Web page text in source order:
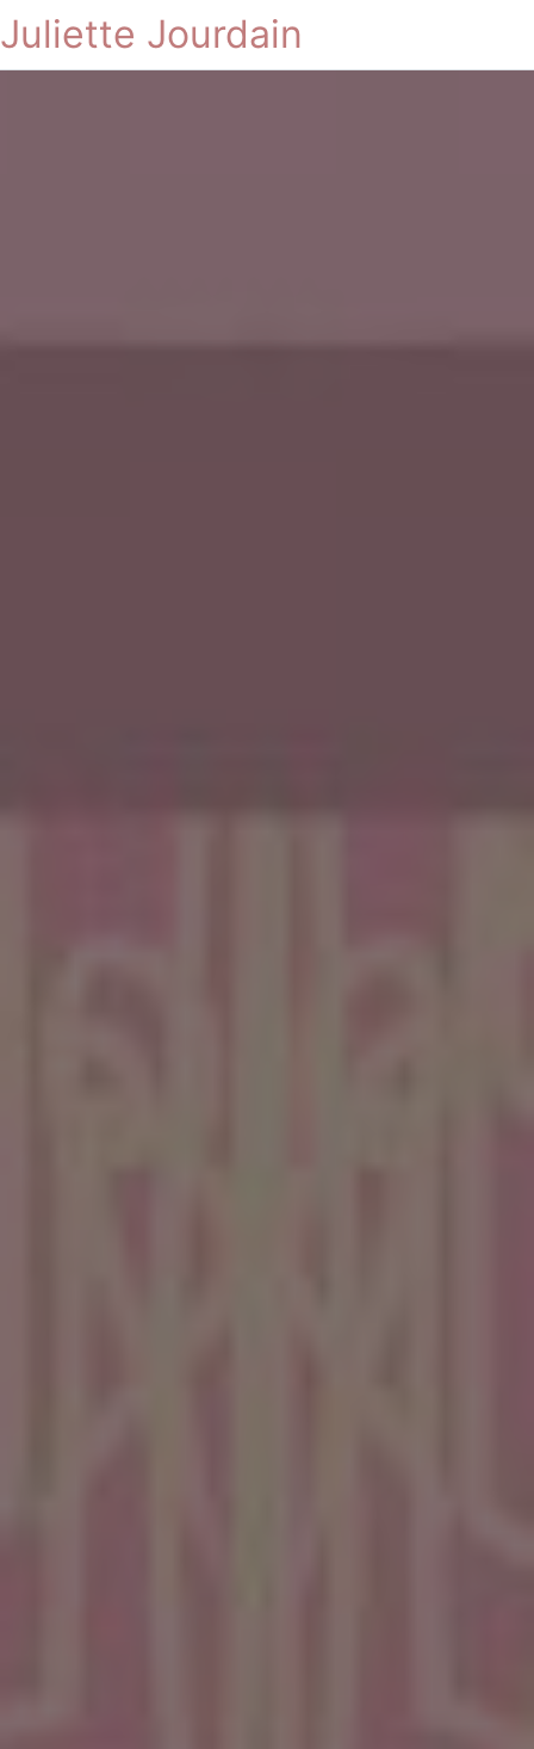
Juliette Jourdain